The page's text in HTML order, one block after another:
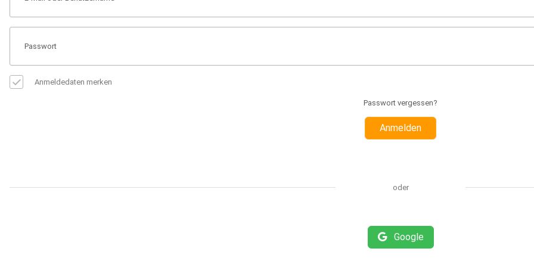
Anmeldedaten merken
Passwort vergessen?
Anmelden
oder
Google